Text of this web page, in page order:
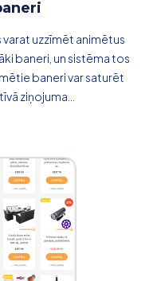
uzzīmēt animētus
baneri, un sistēma tos
baneri var saturēt
ziņojuma...